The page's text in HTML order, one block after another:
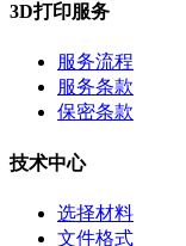
3D打印服务
服务流程
服务条款
保密条款
技术中心
选择材料
文件格式